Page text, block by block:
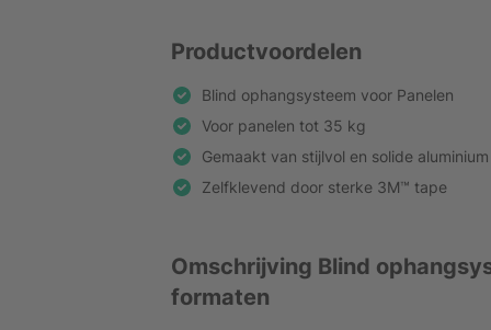
Productvoordelen
Blind ophangsysteem voor Panelen
Voor panelen tot 35 kg
Gemaakt van stijlvol en solide aluminium
Zelfklevend door sterke 3M™ tape
Omschrijving Blind
formaten